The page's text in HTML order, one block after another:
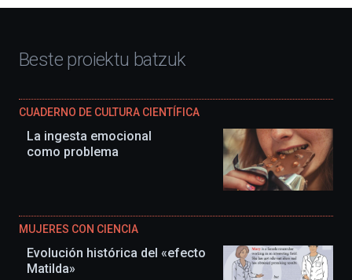
Beste proiektu batzuk
CUADERNO DE CULTURA CIENTÍFICA
La ingesta emocional
como problema
MUJERES CON CIENCIA
Evolución histórica del «efecto
Matilda»